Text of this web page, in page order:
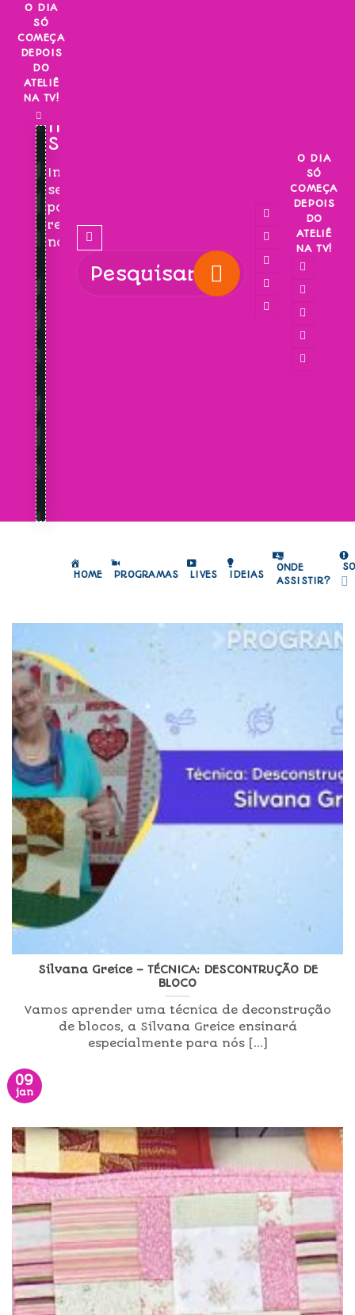
Skip
content
O DIA
SÓ
COMEÇA
DEPOIS
DO
ATELIÊ
NA TV!
INSCREVA-
SE!
Inscreva-
se
para
receber
novidades!
O DIA
SÓ
COMEÇA
DEPOIS
DO
ATELIÊ
NA TV!
HOME PROGRAMAS LIVES IDEIAS
ONDE
ASSISTIR?
Silvana Greice – TÉCNICA: DESCONTRUÇÃO DE
BLOCO
Vamos aprender uma técnica de deconstrução
de blocos, a Silvana Greice ensinará
especialmente para nós [...]
09
jan